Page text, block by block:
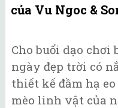
của Vu Ngoc &
Cho buổi dạo chơi
ngày đẹp trời có
thiết kế đầm hạ
mèo linh vật của